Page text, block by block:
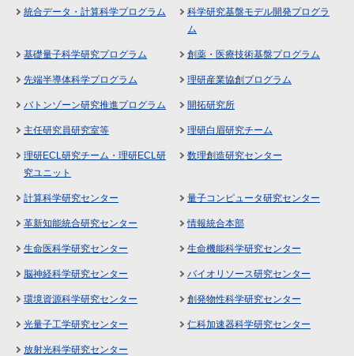
統合データ・計算科学プログラム
科学研究基盤モデル開発プログラ
ム
基礎量子科学研究プログラム 創薬・医療技術基盤プログラム
先端半導体科学プログラム 理研産業協創プログラム
バトンゾーン研究推進プログラム 開拓研究所
主任研究員研究室等 理研白眉研究チーム
理研ECL研究チーム・理研ECL研
究ユニット
数理創造研究センター
計算科学研究センター 量子コンピュータ研究センター
革新知能統合研究センター 情報統合本部
生命医科学研究センター 生命機能科学研究センター
脳神経科学研究センター バイオリソース研究センター
環境資源科学研究センター 創発物性科学研究センター
光量子工学研究センター 仁科加速器科学研究センター
放射光科学研究センター